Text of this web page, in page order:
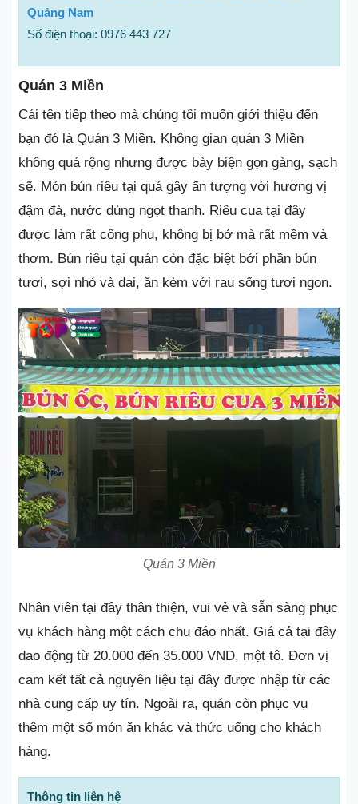
Quảng Nam
Số điện thoại: 0976 443 727
Quán 3 Miền
Cái tên tiếp theo mà chúng tôi muốn giới thiệu đến
bạn đó là Quán 3 Miền. Không gian quán 3 Miền
không quá rộng nhưng được bày biện gọn gàng, sạch
sẽ. Món bún riêu tại quá gây ấn tượng với hương vị
đậm đà, nước dùng ngọt thanh. Riêu cua tại đây
được làm rất công phu, không bị bở mà rất mềm và
thơm. Bún riêu tại quán còn đặc biệt bởi phần bún
tươi, sợi nhỏ và dai, ăn kèm với rau sống tươi ngon.
Quán 3 Miền
Nhân viên tại đây thân thiện, vui vẻ và sẵn sàng phục
vụ khách hàng một cách chu đáo nhất. Giá cả tại đây
dao động từ 20.000 đến 35.000 VND, một tô. Đơn vị
cam kết tất cả nguyên liệu tại đây được nhập từ các
nhà cung cấp uy tín. Ngoài ra, quán còn phục vụ
thêm một số món ăn khác và thức uống cho khách
hàng.
Thông tin liên hệ